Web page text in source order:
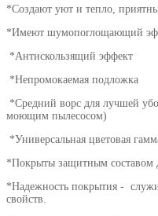
*Создают уют и тепло,
*Имеют шумопоглощающий
*Антискользящий эффект
*Непромокаемая подложка
*Средний ворс для лучшей
моющим пылесосом)
*Универсальная цветовая
*Покрыты защитным составом
*Надежность покрытия -
свойств.